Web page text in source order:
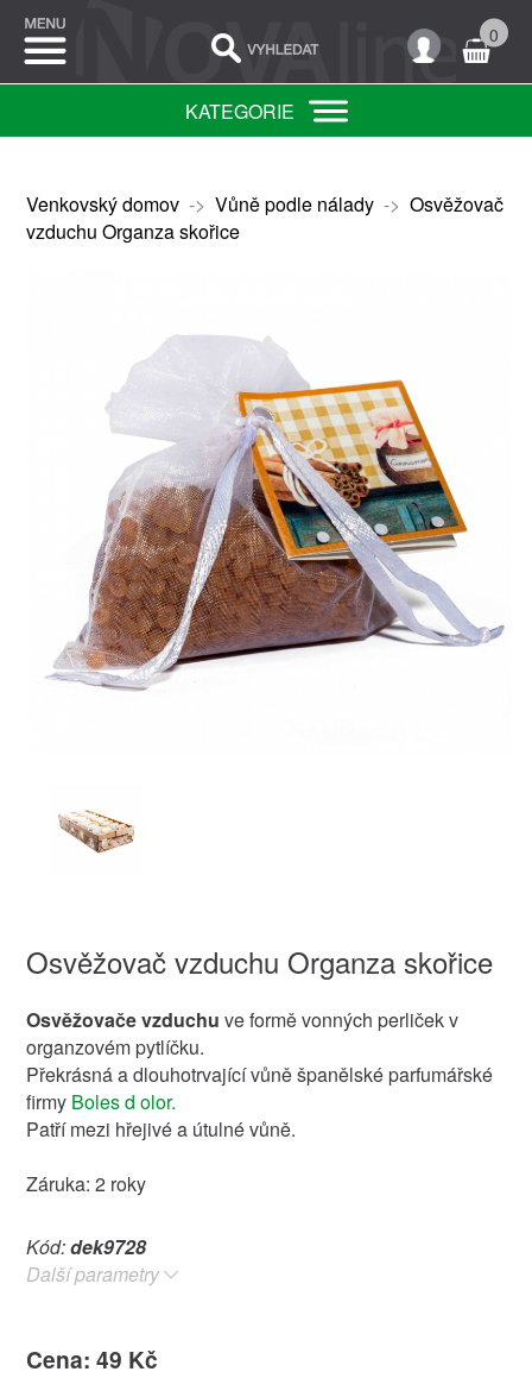
0
KATEGORIE
Venkovský domov-> Vůně podle nálady-> Osvěžovač
vzduchu Organza skořice
Osvěžovač vzduchu Organza skořice
Osvěžovače vzduchu ve formě vonných perliček v
organzovém pytlíčku.
Překrásná a dlouhotrvající vůně španělské parfumářské
firmy Boles d olor.
Patří mezi hřejivé a útulné vůně.
Záruka: 2 roky
Kód:dek9728
Další parametry
Cena: 49 Kč